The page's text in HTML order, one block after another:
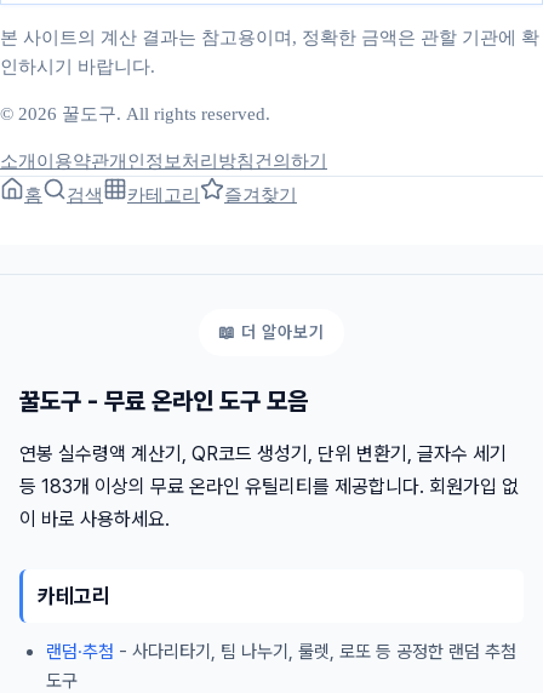
본 사이트의 계산 결과는 참고용이며, 정확한 금액은 관할 기관에 확
인하시기 바랍니다.
© 2026 꿀도구. All rights reserved.
소개 이용약관개인정보처리방침건의하기
홈
검색 카테고리 즐겨찾기
꿀도구 - 무료 온라인 도구 모음
연봉 실수령액 계산기, QR코드 생성기, 단위 변환기, 글자수 세기
등 183개 이상의 무료 온라인 유틸리티를 제공합니다. 회원가입 없
이 바로 사용하세요.
카테고리
랜덤·추첨 - 사다리타기, 팀 나누기, 룰렛, 로또 등 공정한 랜덤 추첨
도구